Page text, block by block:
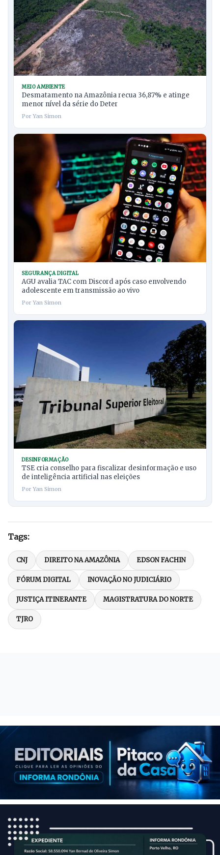
MEIO AMBIENTE
Desmatamento na Amazônia recua 36,87% e atinge
menor nível da série do Deter
Por Yan Simon
SEGURANÇA DIGITAL
AGU avalia TAC com Discord após caso envolvendo
adolescente em transmissão ao vivo
Por Yan Simon
DESINFORMAÇÃO
TSE cria conselho para fiscalizar desinformação e uso
de inteligência artificial nas eleições
Por Yan Simon
Tags:
CNJ DIREITO NA AMAZÔNIA EDSON FACHIN
FÓRUM DIGITAL INOVAÇÃO NO JUDICIÁRIO
JUSTIÇA ITINERANTE MAGISTRATURA DO NORTE
TJRO